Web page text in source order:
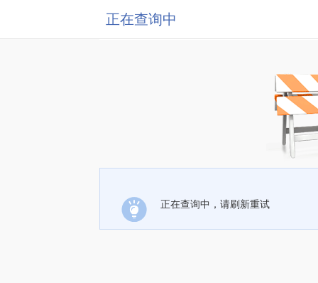
正在查询中
正在查询中，请刷新重试